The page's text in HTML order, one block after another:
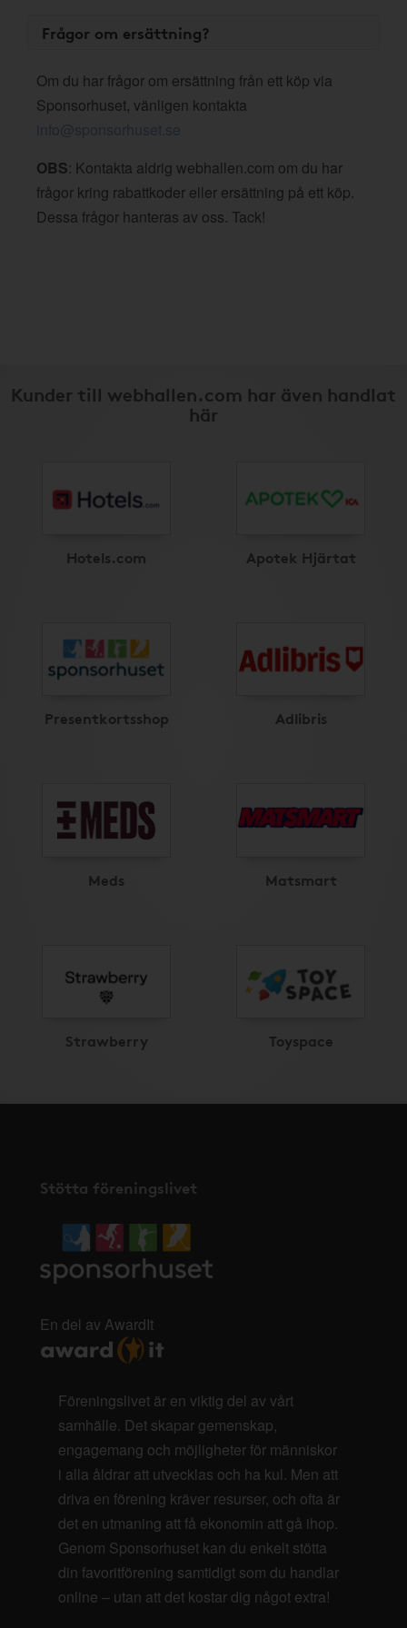
Frågor om ersättning?
Om du har frågor om ersättning från ett köp via
Sponsorhuset, vänligen kontakta
info@sponsorhuset.se
OBS: Kontakta aldrig webhallen.com om du har
frågor kring rabattkoder eller ersättning på ett köp.
Dessa frågor hanteras av oss. Tack!
Kunder till webhallen.com har även handlat
här
Hotels.com Apotek Hjärtat
Presentkortsshop Adlibris
Meds Matsmart
Strawberry Toyspace
Stötta föreningslivet
En del av AwardIt
Föreningslivet är en viktig del av vårt
samhälle. Det skapar gemenskap,
engagemang och möjligheter för människor
i alla åldrar att utvecklas och ha kul. Men att
driva en förening kräver resurser, och ofta är
det en utmaning att få ekonomin att gå ihop.
Genom Sponsorhuset kan du enkelt stötta
din favoritförening samtidigt som du handlar
online – utan att det kostar dig något extra!